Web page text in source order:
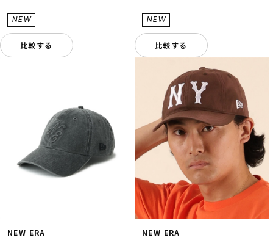
比較する 比較する
NEW ERA NEW ERA